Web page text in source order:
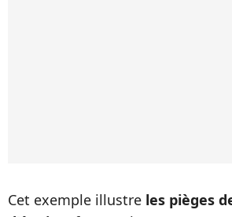
Cet exemple illustre les pièges